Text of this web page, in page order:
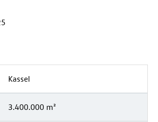
Kassel
3.400.000 m²